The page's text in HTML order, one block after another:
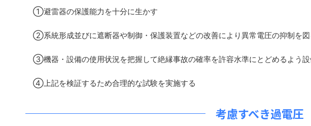
①避雷器の保護能力を十分に生かす
②系統形成並びに遮断器や制御・保護装置などの改善により異常電圧の抑制を図
③機器・設備の使用状況を把握して絶縁事故の確率を許容水準にとどめるよう
④上記を検証するため合理的な試験を実施する
考慮すべき過電圧